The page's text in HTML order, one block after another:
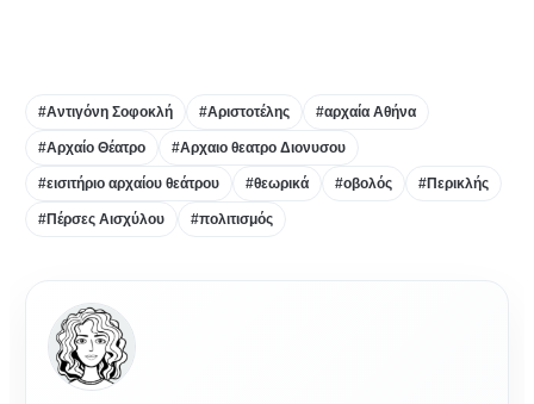
#Αντιγόνη Σοφοκλή #Αριστοτέλης #αρχαία Αθήνα
#Αρχαίο Θέατρο #Αρχαιο θεατρο Διονυσου
#εισιτήριο αρχαίου θεάτρου #θεωρικά #οβολός #Περικλής
#Πέρσες Αισχύλου #πολιτισμός